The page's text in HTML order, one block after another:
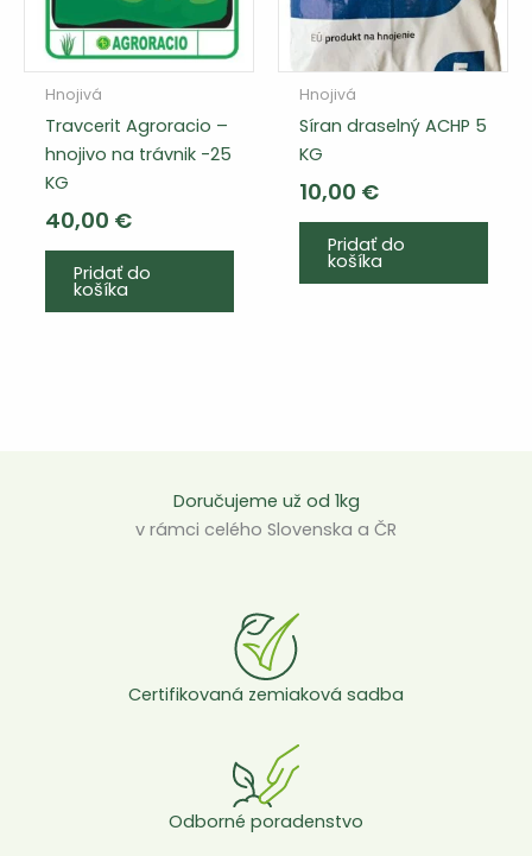
Hnojivá
Travcerit Agroracio –
hnojivo na trávnik -25
KG
40,00 €
Pridať do
košíka
Hnojivá
Síran draselný ACHP 5
KG
10,00 €
Pridať do
košíka
Doručujeme už od 1kg
v rámci celého Slovenska a ČR
Certifikovaná zemiaková sadba
Odborné poradenstvo